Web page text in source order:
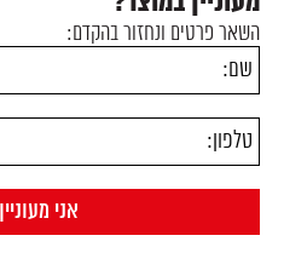
השאר פרטים ונחזור בהקדם: